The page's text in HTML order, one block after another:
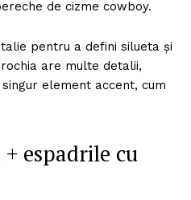
de cizme cowboy.
pentru a defini silueta și
are multe detalii,
element accent, cum
espadrile cu